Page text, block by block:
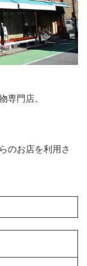
専門店。
のお店を利用さ